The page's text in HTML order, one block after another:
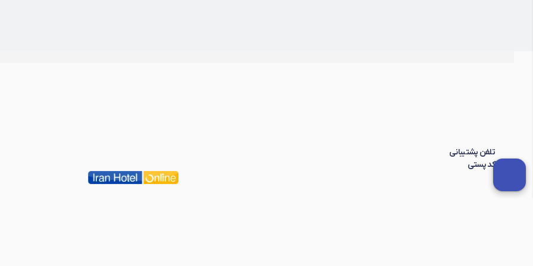
تلفن پشتیبانی
کد پستی